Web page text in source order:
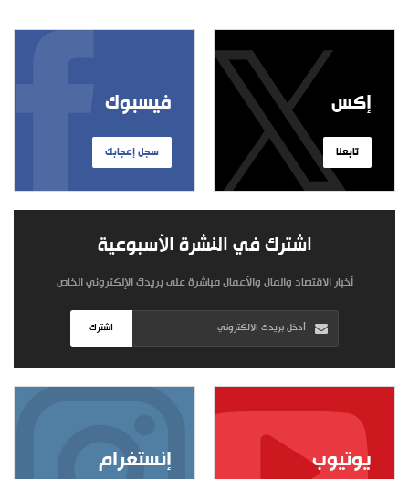
فيسبوك
سجل إعجابك
إكس
تابعنا
اشترك في النشرة الأسبوعية
أخبار الاقتصاد والمال والأعمال مباشرة على بريدك الإلكتروني الخاص
اشترك
إنستغرام يوتيوب